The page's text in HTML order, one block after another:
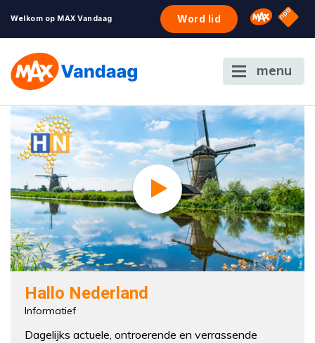
Welkom op MAX Vandaag Word lid Omroep
NPO
menu
Hallo Nederland
Informatief
Dagelijks actuele, ontroerende en verrassende